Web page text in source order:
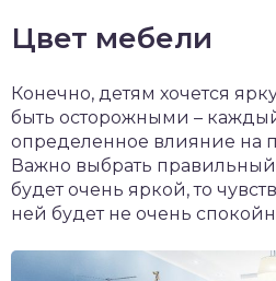
Цвет мебели
Конечно, детям хочется
быть осторожными –
определенное влияние на
Важно выбрать
будет очень яркой, то
ней будет не очень